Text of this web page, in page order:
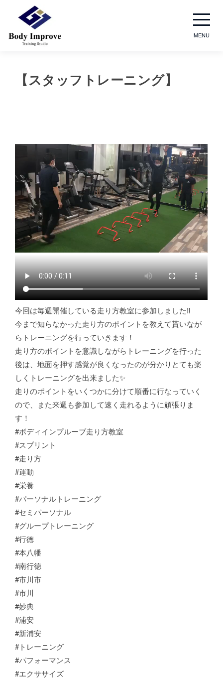
MENU
【スタッフトレーニング】
今回は毎週開催している走り方教室に参加しました‼️
今まで知らなかった走り方のポイントを教えて貰いなが
らトレーニングを行っていきます！
走り方のポイントを意識しながらトレーニングを行った
後は、地面を押す感覚が良くなったのが分かりとても楽
しくトレーニングを出来ました✨
走りのポイントをいくつかに分けて順番に行なっていく
ので、また来週も参加して速く走れるように頑張りま
す！
#ボディインプルーブ走り方教室
#スプリント
#走り方
#運動
#栄養
#パーソナルトレーニング
#セミパーソナル
#グループトレーニング
#行徳
#本八幡
#南行徳
#市川市
#市川
#妙典
#浦安
#新浦安
#トレーニング
#パフォーマンス
#エクササイズ